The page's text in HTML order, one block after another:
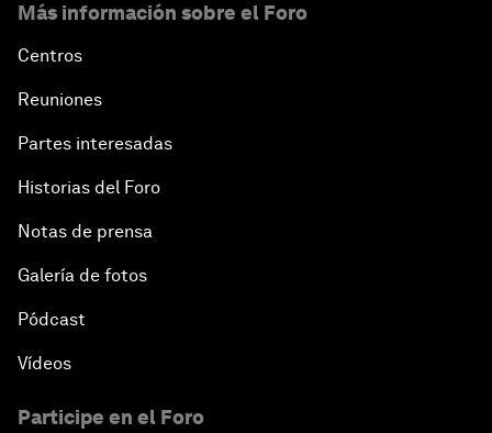
Más información sobre el Foro
Centros
Reuniones
Partes interesadas
Historias del Foro
Notas de prensa
Galería de fotos
Pódcast
Vídeos
Participe en el Foro